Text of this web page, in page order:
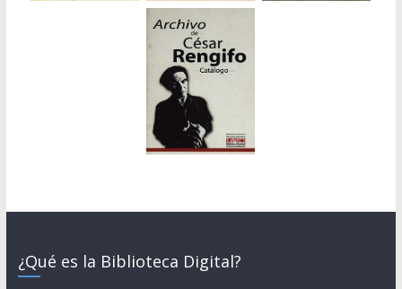
¿Qué es la Biblioteca Digital?